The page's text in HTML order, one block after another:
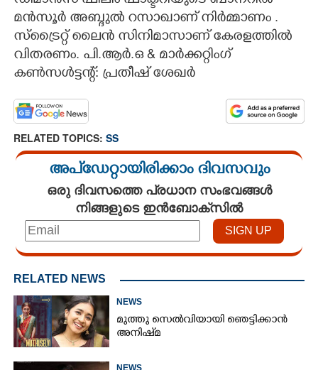
മൻസൂർ അബ്ദുൽ റസാഖാണ് നിർമ്മാണം .
സ്ട്രൈറ്റ് ലൈൻ സിനിമാസാണ് കേരളത്തിൽ
വിതരണം. പി.ആർ.ഒ & മാർക്കറ്റിംഗ്
കൺസൾട്ടന്റ്: പ്രതീഷ് ശേഖർ
RELATED TOPICS: SS
അപ്ഡേറ്റായിരിക്കാം ദിവസവും
ഒരു ദിവസത്തെ പ്രധാന സംഭവങ്ങൾ
നിങ്ങളുടെ ഇൻബോക്സിൽ
RELATED NEWS
NEWS
മുത്തു സെൽവിയായി ഞെട്ടിക്കാൻ
അനിഷ്‌മ
NEWS